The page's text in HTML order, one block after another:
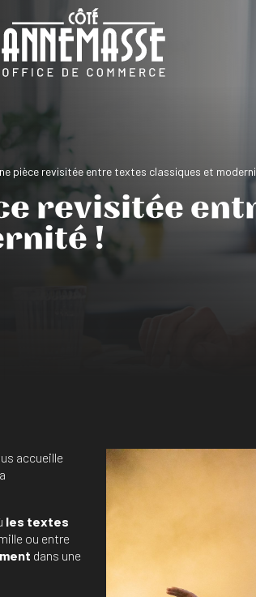
pièce revisitée entre textes classiques et
revisitée
!
accueille
les textes
ou entre
dans une